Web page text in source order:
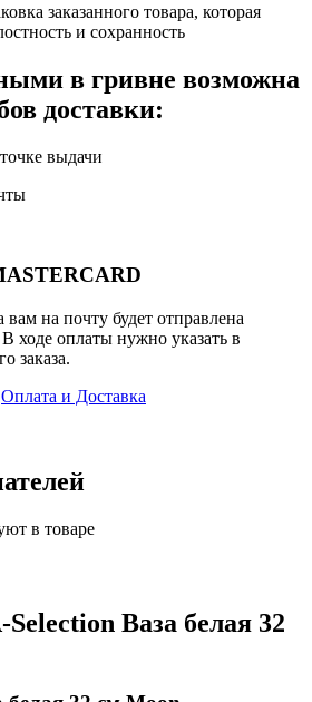
заказанного товара, которая
и сохранность
в гривне возможна
доставки:
выдачи
на почту будет отправлена
ходе оплаты нужно указать в
заказа.
Оплата и Доставка
в товаре
Selection Ваза белая 32